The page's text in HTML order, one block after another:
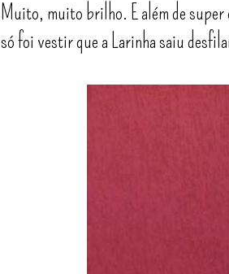
Muito, muito brilho. E além de super
só foi vestir que a Larinha saiu